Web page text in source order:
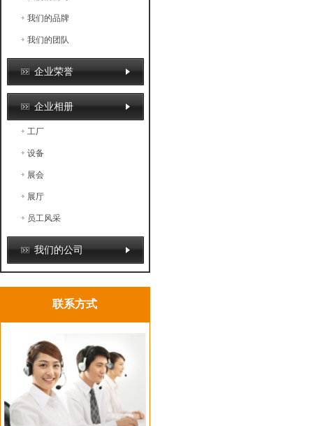
我们的品牌
我们的团队
企业荣誉
企业相册
工厂
设备
展会
展厅
员工风采
我们的公司
联系方式